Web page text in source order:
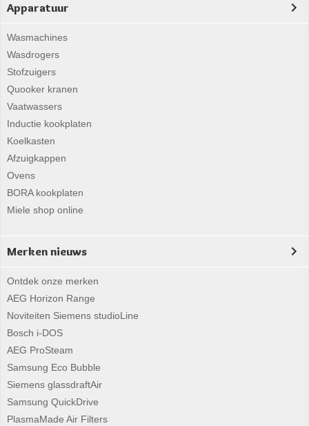
Apparatuur
Wasmachines
Wasdrogers
Stofzuigers
Quooker kranen
Vaatwassers
Inductie kookplaten
Koelkasten
Afzuigkappen
Ovens
BORA kookplaten
Miele shop online
Merken nieuws
Ontdek onze merken
AEG Horizon Range
Noviteiten Siemens studioLine
Bosch i-DOS
AEG ProSteam
Samsung Eco Bubble
Siemens glassdraftAir
Samsung QuickDrive
PlasmaMade Air Filters